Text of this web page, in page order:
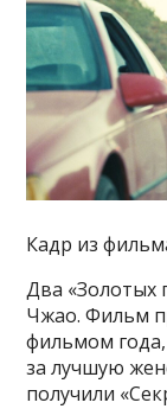
Кадр из
Два «Золотых
Чжао. Фильм
фильмом года,
за лучшую
получили